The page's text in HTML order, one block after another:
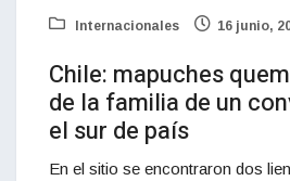
Internacionales 16 junio,
Chile: mapuches
de la familia de un
el sur de país
En el sitio se encontraron dos